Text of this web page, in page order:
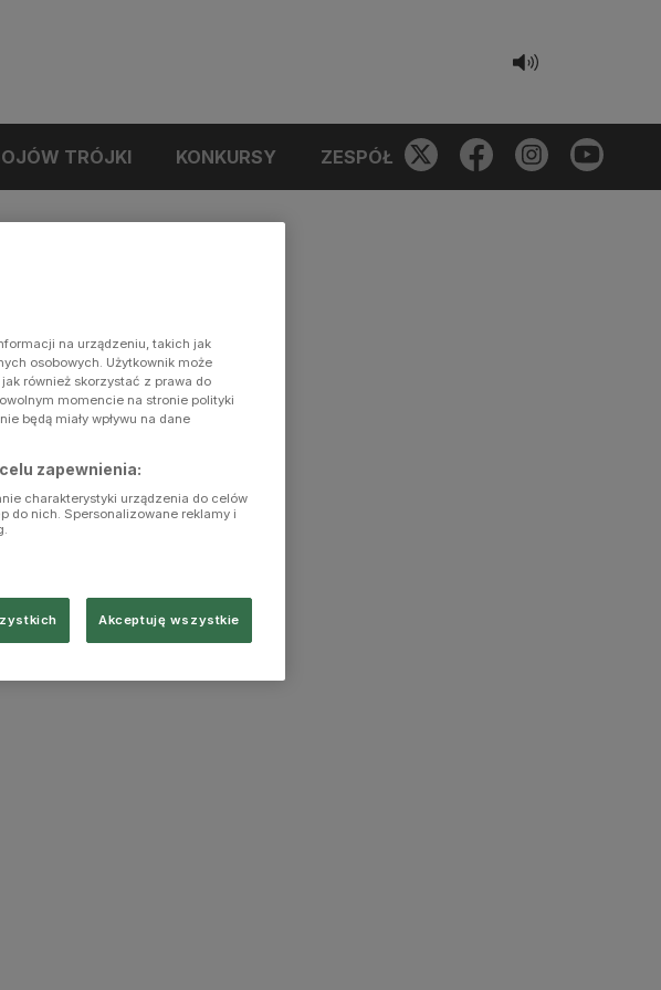
TRÓJKI KONKURSY ZESPÓŁ
na urządzeniu, takich jak
osobowych. Użytkownik może
również skorzystać z prawa do
momencie na stronie polityki
będą miały wpływu na dane
zapewnienia:
charakterystyki urządzenia do celów
do nich. Spersonalizowane reklamy i
Akceptuję wszystkie